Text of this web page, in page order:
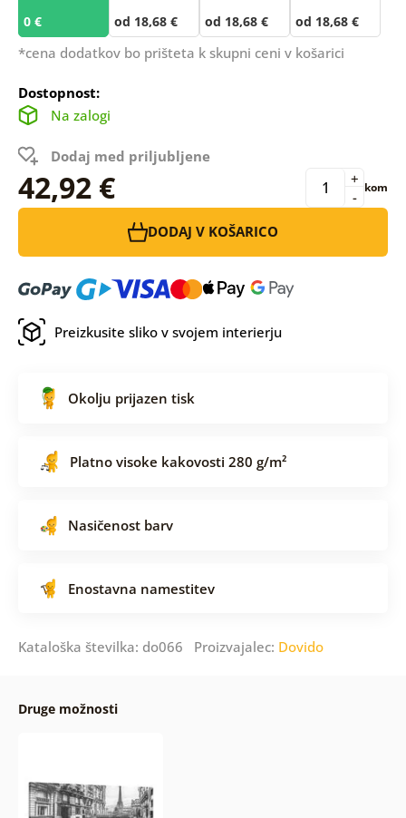
0 € od 18,68 € od 18,68 € od 18,68 €
*cena dodatkov bo prišteta k skupni ceni v košarici
Dostopnost:
Na zalogi
Dodaj med priljubljene
42,92 € -
+ kom
DODAJ V KOŠARICO
Preizkusite sliko v svojem interierju
Okolju prijazen tisk
Platno visoke kakovosti 280 g/m²
Nasičenost barv
Enostavna namestitev
Kataloška številka: do066 Proizvajalec: Dovido
Druge možnosti